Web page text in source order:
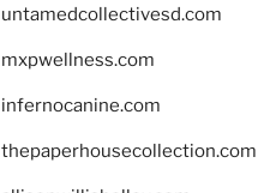
untamedcollectivesd.com
mxpwellness.com
infernocanine.com
thepaperhousecollection.com